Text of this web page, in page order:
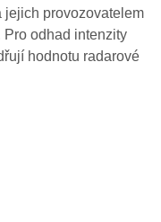
jejich provozovatelem
Pro odhad intenzity
hodnotu radarové